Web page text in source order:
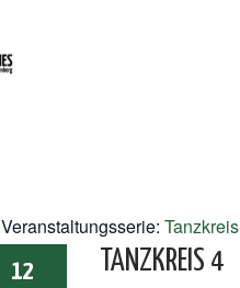
Veranstaltungsserie:
12
TANZKREIS 4